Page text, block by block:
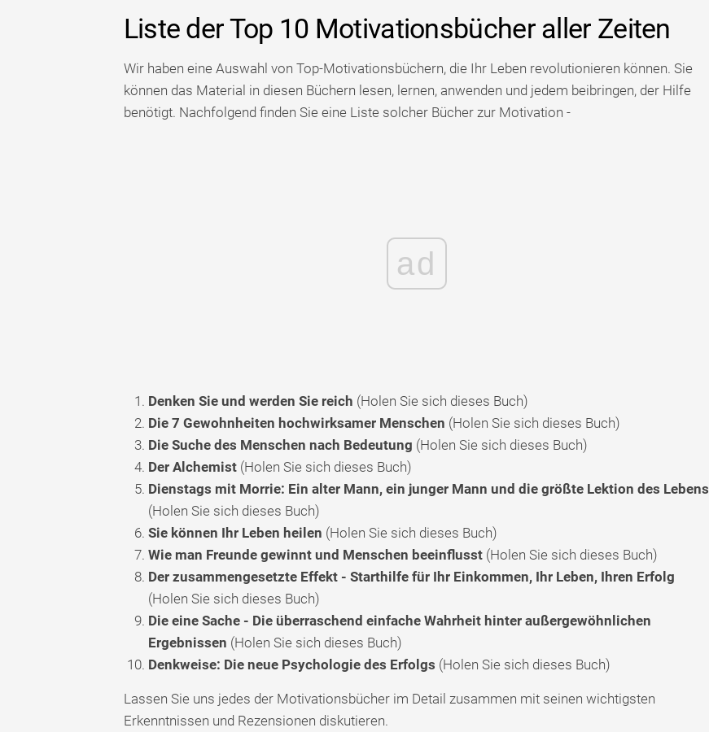
Liste der Top 10 Motivationsbücher aller Zeiten
Wir haben eine Auswahl von Top-Motivationsbüchern, die Ihr Leben revolutionieren können. Sie
können das Material in diesen Büchern lesen, lernen, anwenden und jedem beibringen, der Hilfe
benötigt. Nachfolgend finden Sie eine Liste solcher Bücher zur Motivation -
ad
Denken Sie und werden Sie reich (Holen Sie sich dieses Buch)
Die 7 Gewohnheiten hochwirksamer Menschen (Holen Sie sich dieses Buch)
Die Suche des Menschen nach Bedeutung (Holen Sie sich dieses Buch)
Der Alchemist(Holen Sie sich dieses Buch)
Dienstags mit Morrie: Ein alter Mann, ein junger Mann und die größte Lektion des Lebens
(Holen Sie sich dieses Buch)
Sie können Ihr Leben heilen (Holen Sie sich dieses Buch)
Wie man Freunde gewinnt und Menschen beeinflusst(Holen Sie sich dieses Buch)
Der zusammengesetzte Effekt - Starthilfe für Ihr Einkommen, Ihr Leben, Ihren Erfolg
(Holen Sie sich dieses Buch)
Die eine Sache - Die überraschend einfache Wahrheit hinter außergewöhnlichen
Ergebnissen (Holen Sie sich dieses Buch)
Denkweise: Die neue Psychologie des Erfolgs (Holen Sie sich dieses Buch)
Lassen Sie uns jedes der Motivationsbücher im Detail zusammen mit seinen wichtigsten
Erkenntnissen und Rezensionen diskutieren.